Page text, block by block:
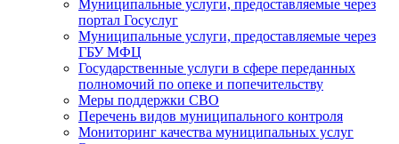
Муниципальные услуги, предоставляемые через
портал Госуслуг
Муниципальные услуги, предоставляемые через
ГБУ МФЦ
Государственные услуги в сфере переданных
полномочий по опеке и попечительству
Меры поддержки СВО
Перечень видов муниципального контроля
Мониторинг качества муниципальных услуг